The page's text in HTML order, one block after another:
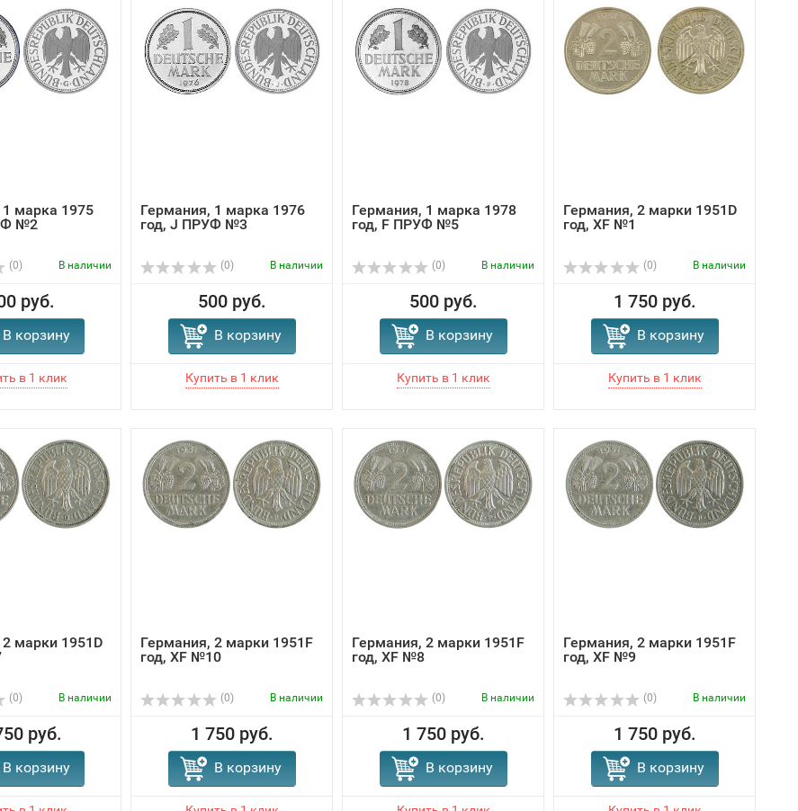
марка 1975
№2
(0) В наличии
руб.
В корзину
Германия, 1 марка 1976
год, J ПРУФ №3
(0) В наличии
500 руб.
В корзину
Германия, 1 марка 1978
год, F ПРУФ №5
(0) В наличии
500 руб.
В корзину
Германия, 2 марки 1951D
год, XF №1
(0) В наличии
1 750 руб.
В корзину
марки 1951D
(0) В наличии
руб.
В корзину
Германия, 2 марки 1951F
год, XF №10
(0) В наличии
1 750 руб.
В корзину
Германия, 2 марки 1951F
год, XF №8
(0) В наличии
1 750 руб.
В корзину
Германия, 2 марки 1951F
год, XF №9
(0) В наличии
1 750 руб.
В корзину